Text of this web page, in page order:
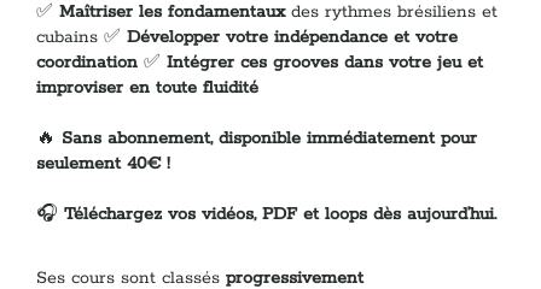
✅ Maîtriser les fondamentauxdes rythmes brésiliens et
cubains ✅ Développer votre indépendance et votre
coordination ✅ Intégrer ces grooves dans votre jeu et
improviser en toute fluidité
🔥 Sans abonnement, disponible immédiatement pour
seulement 40€ !
🎧 Téléchargez vos vidéos, PDF et loops dès aujourd’hui.
Ses cours sont classés progressivement